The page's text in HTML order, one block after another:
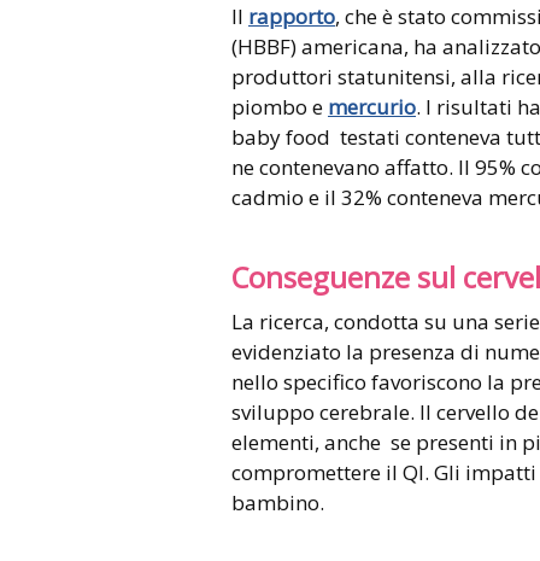
Il rapporto, che è stato
(HBBF) americana, ha
produttori statunitensi, alla
piombo e mercurio. I risultati
baby food testati conteneva
ne contenevano affatto. Il 95%
cadmio e il 32% conteneva
Conseguenze sul
La ricerca, condotta su una
evidenziato la presenza di
nello specifico favoriscono la
sviluppo cerebrale. Il cervello
elementi, anche se presenti in
compromettere il QI. Gli
bambino.